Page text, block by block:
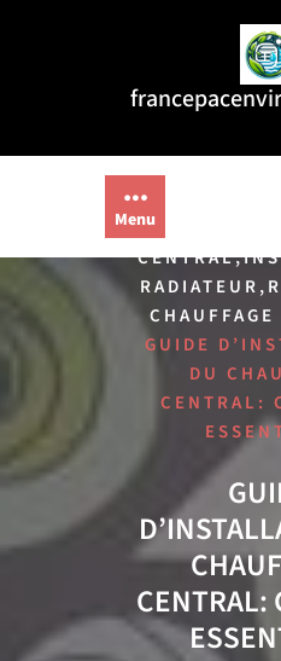
Menu
CENTRAL,
RADIATEUR,
GUIDE
DU
CENTRAL:
CENTRAL: